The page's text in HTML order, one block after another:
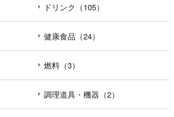
ドリンク（105）
健康食品（24）
燃料（3）
調理道具・機器（2）